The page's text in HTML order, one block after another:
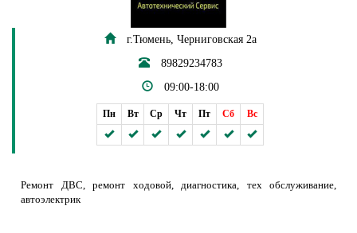
г.Тюмень, Черниговская 2а
89829234783
09:00-18:00
Пн Вт Ср Чт Пт Сб Вс
Ремонт ДВС, ремонт ходовой, диагностика, тех обслуживание,
автоэлектрик